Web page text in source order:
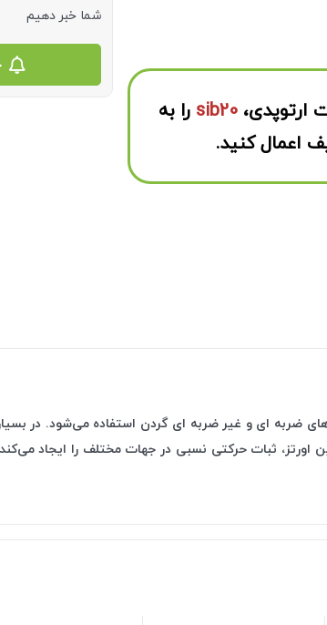
ارتوپدی، sib20 را به
اعمال کنید.
شما خبر دهیم
ضربه ای و غیر ضربه ای گردن استفاده می‌شود. در
ثبات حرکتی نسبی در جهات مختلف را ایجاد می‌کند